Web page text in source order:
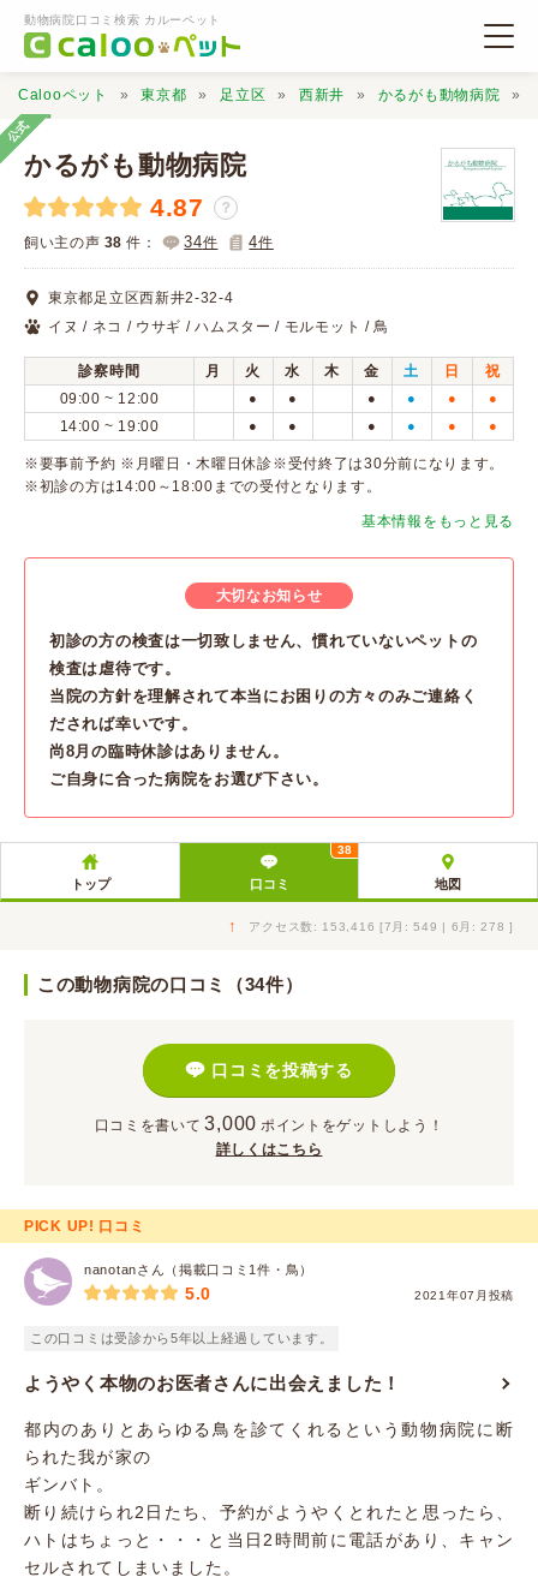
動物病院口コミ検索 カルーペット
動物病院検索
口コミ検索
Calooペットとは？
口コミ投稿
Calooペット 東京都 足立区 西新井 かるがも動物病院
公式
かるがも動物病院
4.87 ？
飼い主の声 38 件： 34件 4件
東京都足立区西新井2-32-4
イヌ / ネコ / ウサギ / ハムスター / モルモット / 鳥
診察時間 月 火 水 木 金 土 日
祝
09:00 ~ 12:00
● ● ● ● ● ●
14:00 ~ 19:00 ● ● ● ● ● ●
※要事前予約 ※月曜日・木曜日休診※受付終了は30分前になります。
※初診の方は14:00～18:00までの受付となります。
基本情報をもっと見る
大切なお知らせ
初診の方の検査は一切致しません、慣れていないペットの
検査は虐待です。
当院の方針を理解されて本当にお困りの方々のみご連絡く
だされば幸いです。
尚8月の臨時休診はありません。
ご自身に合った病院をお選び下さい。
トップ 口コミ
38
地図
↑ アクセス数: 153,416 [7月: 549 | 6月: 278 ]
この動物病院の口コミ（34件）
口コミを投稿する
口コミを書いて 3,000 ポイント をゲットしよう！
詳しくはこちら
PICK UP! 口コミ
nanotanさん（掲載口コミ1件・鳥）
2021年07月投稿
5.0
この口コミは受診から5年以上経過しています。
ようやく本物のお医者さんに出会えました！
都内のありとあらゆる鳥を診てくれるという動物病院に断
られた我が家の
ギンバト。
断り続けられ2日たち、予約がようやくとれたと思ったら、
ハトはちょっと・・・と当日2時間前に電話があり、キャン
セルされてしまいました。